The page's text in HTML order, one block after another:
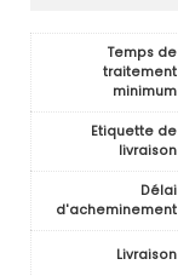
Temps de
traitement
minimum
Etiquette de
livraison
Délai
d'acheminement
Livraison